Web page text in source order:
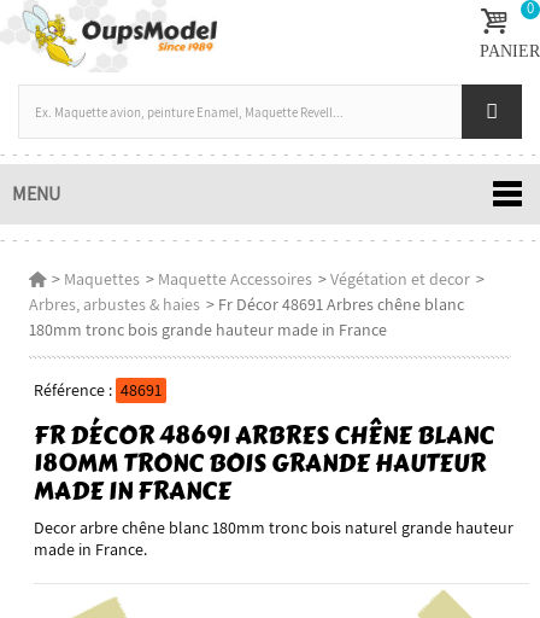
0
PANIER
MENU
> Maquettes > Maquette Accessoires >Végétation et decor >
Arbres, arbustes & haies > Fr Décor 48691 Arbres chêne blanc
180mm tronc bois grande hauteur made in France
Référence : 48691
FR DÉCOR 48691 ARBRES CHÊNE BLANC
180MM TRONC BOIS GRANDE HAUTEUR
MADE IN FRANCE
Decor arbre chêne blanc 180mm tronc bois naturel grande hauteur
made in France.